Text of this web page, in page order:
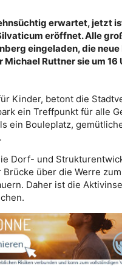
erwartet, jetzt
eröffnet. Alle
eingeladen, die
Ruttner sie um
Kinder, betont die
ein Treffpunkt für alle
ein Bouleplatz,
Dorf- und
über die Werre
Daher ist die